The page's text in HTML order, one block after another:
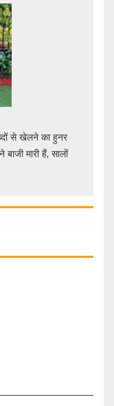
से खेलने का हुनर
मारी हैं, सालों